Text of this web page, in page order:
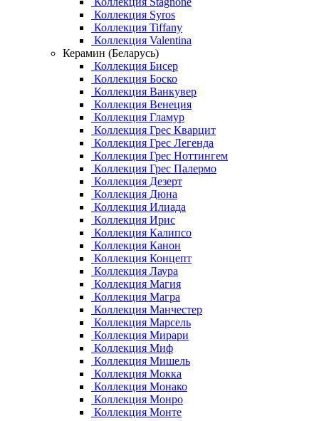
Коллекция Syros
Коллекция Tiffany
Коллекция Valentina
Керамин (Беларусь)
Коллекция Бисер
Коллекция Боско
Коллекция Ванкувер
Коллекция Венеция
Коллекция Гламур
Коллекция Грес Кварцит
Коллекция Грес Легенда
Коллекция Грес Ноттингем
Коллекция Грес Палермо
Коллекция Дезерт
Коллекция Дюна
Коллекция Илиада
Коллекция Ирис
Коллекция Калипсо
Коллекция Канон
Коллекция Концепт
Коллекция Лаура
Коллекция Магия
Коллекция Магра
Коллекция Манчестер
Коллекция Марсель
Коллекция Мирари
Коллекция Миф
Коллекция Мишель
Коллекция Мокка
Коллекция Монако
Коллекция Монро
Коллекция Монте